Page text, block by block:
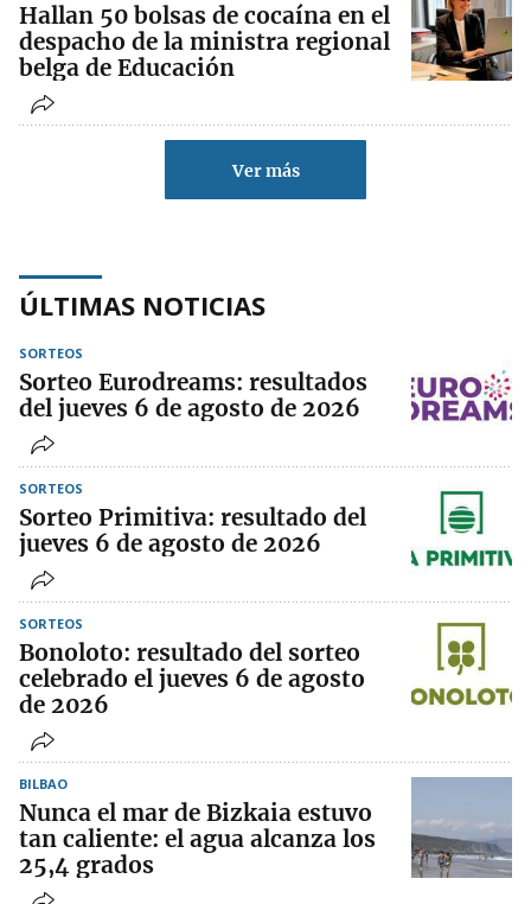
Hallan 50 bolsas de cocaína en el
despacho de la ministra regional
belga de Educación
Ver más
ÚLTIMAS NOTICIAS
SORTEOS
Sorteo Eurodreams: resultados
del jueves 6 de agosto de 2026
SORTEOS
Sorteo Primitiva: resultado del
jueves 6 de agosto de 2026
SORTEOS
Bonoloto: resultado del sorteo
celebrado el jueves 6 de agosto
de 2026
BILBAO
Nunca el mar de Bizkaia estuvo
tan caliente: el agua alcanza los
25,4 grados